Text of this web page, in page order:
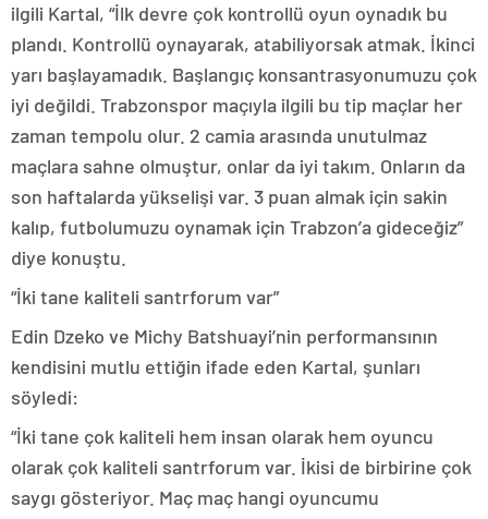
ilgili Kartal, “İlk devre çok kontrollü oyun oynadık bu
plandı. Kontrollü oynayarak, atabiliyorsak atmak. İkinci
yarı başlayamadık. Başlangıç konsantrasyonumuzu çok
iyi değildi. Trabzonspor maçıyla ilgili bu tip maçlar her
zaman tempolu olur. 2 camia arasında unutulmaz
maçlara sahne olmuştur, onlar da iyi takım. Onların da
son haftalarda yükselişi var. 3 puan almak için sakin
kalıp, futbolumuzu oynamak için Trabzon’a gideceğiz”
diye konuştu.
“İki tane kaliteli santrforum var”
Edin Dzeko ve Michy Batshuayi’nin performansının
kendisini mutlu ettiğin ifade eden Kartal, şunları
söyledi:
“İki tane çok kaliteli hem insan olarak hem oyuncu
olarak çok kaliteli santrforum var. İkisi de birbirine çok
saygı gösteriyor. Maç maç hangi oyuncumu